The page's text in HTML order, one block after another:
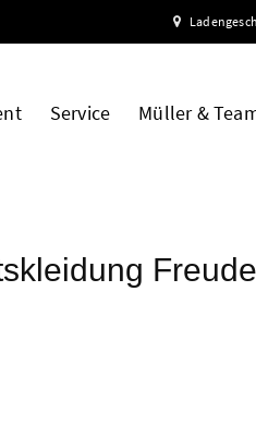
Service Müller &